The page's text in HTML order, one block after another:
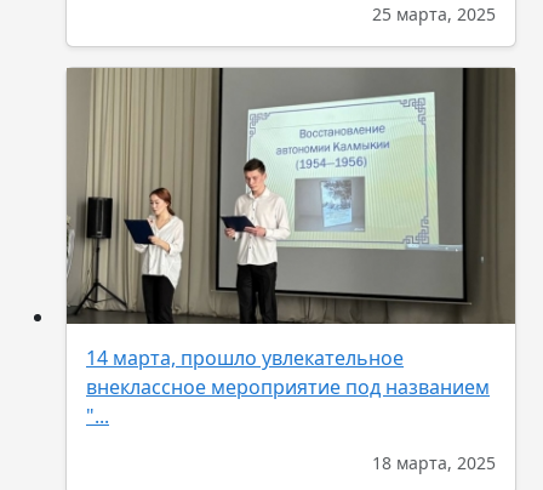
25 марта, 2025
14 марта, прошло увлекательное
внеклассное мероприятие под названием
"...
18 марта, 2025